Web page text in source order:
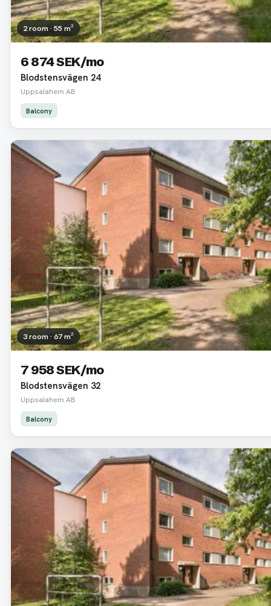
2 room · 55 m²
6 874 SEK/mo
Blodstensvägen 24
Uppsalahem AB
Balcony
3 room · 67 m²
7 958 SEK/mo
Blodstensvägen 32
Uppsalahem AB
Balcony